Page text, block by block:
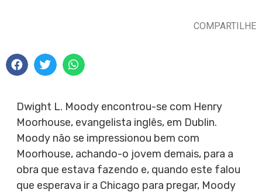
COMPARTILHE
Dwight L. Moody encontrou-se com Henry
Moorhouse, evangelista inglês, em Dublin.
Moody não se impressionou bem com
Moorhouse, achando-o jovem demais, para a
obra que estava fazendo e, quando este falou
que esperava ir a Chicago para pregar, Moody